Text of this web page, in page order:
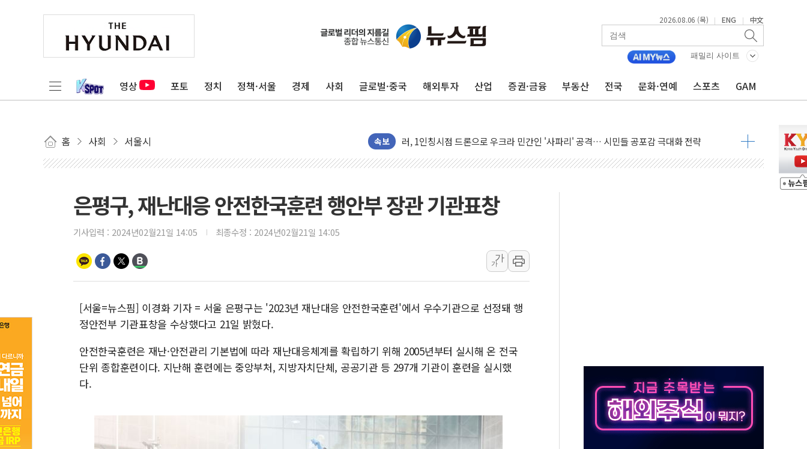
2026.08.06 (목) | ENG | 中文
패밀리 사이트
영상 포토 정치 정책·서울 경제 사회 글로벌·중국 해외투자 산업 증권·금융 부동산 전국 문화·연예 스포츠 GAM
홈 사회 서울시 속보
금값 7주 만에 최고…美 고용 둔화·호르무즈 재개방 기대에 강세
[인도증시] 중동 긴장 완화에 실적 호조까지, 상승...호실적 보고 기업 상승세 뚜렷
[베트남 증시] 지수 하락 속 'DGC' 임시 주총 기대감에 홀로 상한가…마진 잔액은 사상 최고
'월가의 황제' 다이먼 "금융시장 레버리지 위험수위…숨은 차입이 더 큰 변수"
김정관 산업부 장관 "주 52시간 손봐야, 경쟁상대 中과 비교해야"
해군 1함대 창설 80주년…지역과 함께하는 '선봉'의 대민 봉사
우크라 드론 전술, 중남미 콜롬비아에 새 안보 위기… 반군·마약카르텔이 습득해 전투 활용
동해해경, 독도 해상서 부유물 감긴 어선 구조
주한미군 "오산기지 누출, 백린 아닌 무해한 표면 부식 물질"
구미 폐염산처리업체서 불 2시간30여분만에 진화...외국인 노동자 숨져
[코인 시황] 비트코인, ETF 자금 유입에도 박스권…美 암호화폐 법안 처리 여부도 변수
[르포] 39도 폭염 속 잠실 개표소 시위 '62일째'..."대부분 여기서 상주"
강원·전라권 폭염중대경보 확대…온열질환자 2665명·사망 23명
빚투·레버리지 줄었지만, 반도체 두 종목에 코스피 '휘청'
[2보] 북한, 원산서 동해상 단거리 탄도미사일 발사
은평구, 재난대응 안전한국훈련 행안부 장관 기관표창
기사입력 : 2024년02월21일 14:05 최종수정 : 2024년02월21일 14:05
가
가
[서울=뉴스핌] 이경화 기자 = 서울 은평구는 '2023년 재난대응 안전한국훈련'에서 우수기관으로 선정돼 행
정안전부 기관표창을 수상했다고 21일 밝혔다.
안전한국훈련은 재난·안전관리 기본법에 따라 재난대응체계를 확립하기 위해 2005년부터 실시해 온 전국
단위 종합훈련이다. 지난해 훈련에는 중앙부처, 지방자치단체, 공공기관 등 297개 기관이 훈련을 실시했
다.